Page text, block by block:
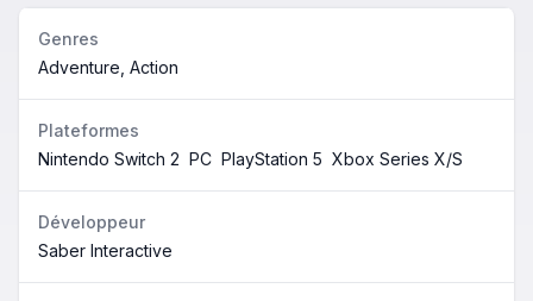
Genres
Adventure, Action
Plateformes
Nintendo Switch 2 PC PlayStation 5 Xbox Series X/S
Développeur
Saber Interactive